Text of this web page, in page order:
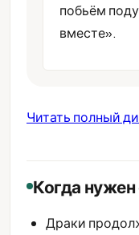
побьём
вместе».
Читать полный
Когда
Драки